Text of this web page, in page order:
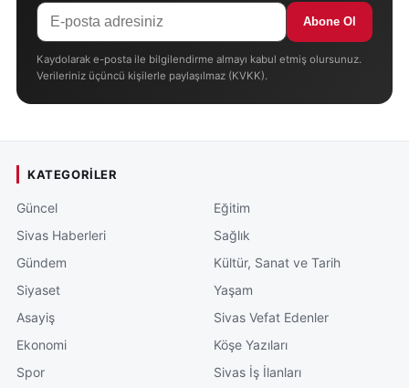
Abone Ol
Kaydolarak e-posta ile bilgilendirme almayı kabul etmiş olursunuz.
Verileriniz üçüncü kişilerle paylaşılmaz (KVKK).
KATEGORILER
Güncel
Sivas Haberleri
Gündem
Siyaset
Asayiş
Ekonomi
Spor
Eğitim
Sağlık
Kültür, Sanat ve Tarih
Yaşam
Sivas Vefat Edenler
Köşe Yazıları
Sivas İş İlanları